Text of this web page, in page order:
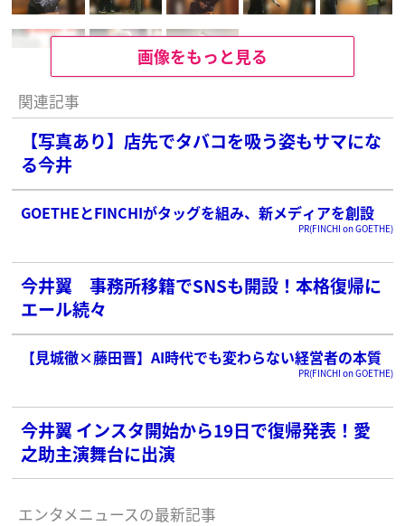
画像をもっと見る
関連記事
【写真あり】店先でタバコを吸う姿もサマにな
る今井
GOETHEとFINCHIがタッグを組み、新メディアを創設
PR(FINCHI on GOETHE)
今井翼 事務所移籍でSNSも開設！本格復帰に
エール続々
【見城徹×藤田晋】AI時代でも変わらない経営者の本質
PR(FINCHI on GOETHE)
今井翼 インスタ開始から19日で復帰発表！愛
之助主演舞台に出演
エンタメニュースの最新記事